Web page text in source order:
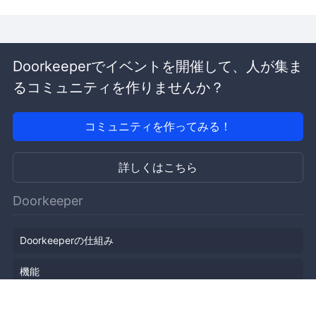
Doorkeeperでイベントを開催して、人が集ま
るコミュニティを作りませんか？
コミュニティを作ってみる！
詳しくはこちら
Doorkeeper
Doorkeeperの仕組み
機能